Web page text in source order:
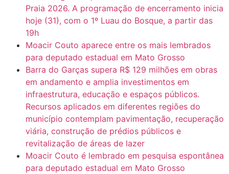
Praia 2026. A programação de encerramento inicia
hoje (31), com o 1º Luau do Bosque, a partir das
19h
Moacir Couto aparece entre os mais lembrados
para deputado estadual em Mato Grosso
Barra do Garças supera R$ 129 milhões em obras
em andamento e amplia investimentos em
infraestrutura, educação e espaços públicos.
Recursos aplicados em diferentes regiões do
município contemplam pavimentação, recuperação
viária, construção de prédios públicos e
revitalização de áreas de lazer
Moacir Couto é lembrado em pesquisa espontânea
para deputado estadual em Mato Grosso